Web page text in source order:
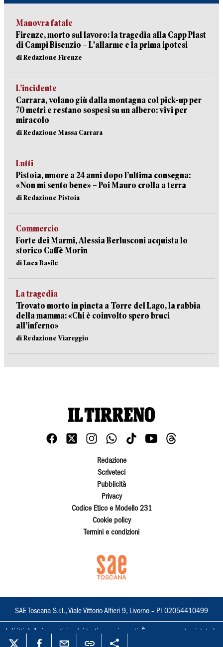
Manovra fatale
Firenze, morto sul lavoro: la tragedia alla Capp Plast
di Campi Bisenzio – L'allarme e la prima ipotesi
di Redazione Firenze
L’incidente
Carrara, volano giù dalla montagna col pick-up per
70 metri e restano sospesi su un albero: vivi per
miracolo
di Redazione Massa Carrara
Lutti
Pistoia, muore a 24 anni dopo l’ultima consegna:
«Non mi sento bene» – Poi Mauro crolla a terra
di Redazione Pistoia
Commercio
Forte dei Marmi, Alessia Berlusconi acquista lo
storico Caffè Morin
di Luca Basile
La tragedia
Trovato morto in pineta a Torre del Lago, la rabbia
della mamma: «Chi è coinvolto spero bruci
all’inferno»
di Redazione Viareggio
Redazione
Scriveteci
Pubblicità
Privacy
Codice Etico e Modello 231
Cookie policy
Termini e condizioni
SAE Toscana S.r.l., Viale Vittorio Alfieri 9, Livorno – PI 02054410499
I diritti delle immagini e dei testi sono riservati. È espressamente vietata la
loro riproduzione con qualsiasi mezzo e l'adattamento totale o parziale.